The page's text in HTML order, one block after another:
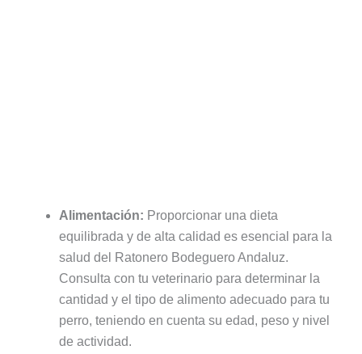
Alimentación: Proporcionar una dieta
equilibrada y de alta calidad es esencial para la
salud del Ratonero Bodeguero Andaluz.
Consulta con tu veterinario para determinar la
cantidad y el tipo de alimento adecuado para tu
perro, teniendo en cuenta su edad, peso y nivel
de actividad.